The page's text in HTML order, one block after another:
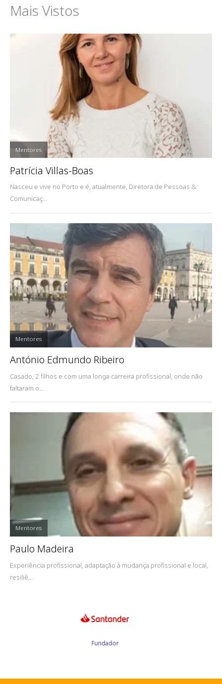
Mais Vistos
Mentores
Patrícia Villas-Boas
Nasceu e vive no Porto e é, atualmente, Diretora de Pessoas &
Comunicaç...
Mentores
António Edmundo Ribeiro
Casado, 2 filhos e com uma longa carreira profissional, onde não
faltaram o...
Mentores
Paulo Madeira
Experiência profissional, adaptação à mudança profissional e local,
resiliê...